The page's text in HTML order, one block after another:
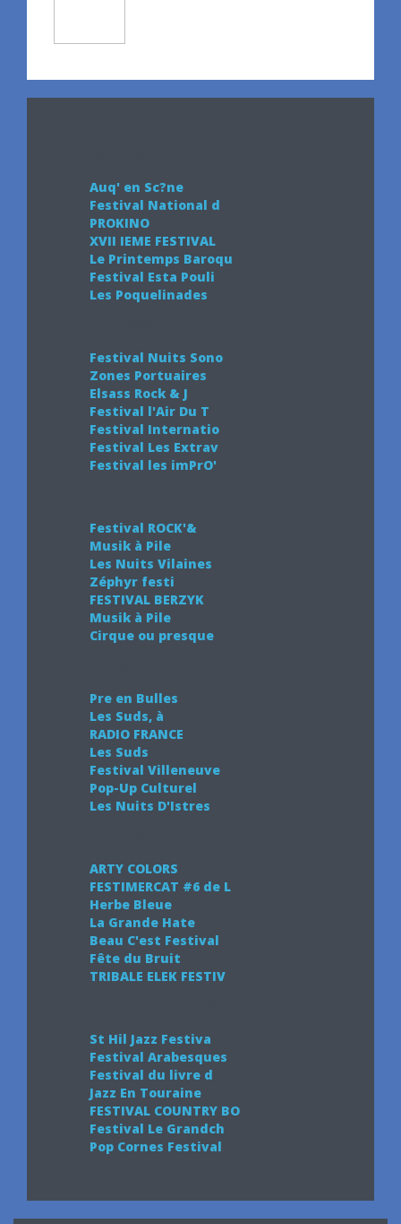
Auq' en Sc?ne
Festival National d
PROKINO
XVII IEME FESTIVAL
Le Printemps Baroqu
Festival Esta Pouli
Les Poquelinades
Festival Nuits Sono
Zones Portuaires
Elsass Rock & J
Festival l'Air Du T
Festival Internatio
Festival Les Extrav
Festival les imPrO'
Festival ROCK'&
Musik à Pile
Les Nuits Vilaines
Zéphyr festi
FESTIVAL BERZYK
Musik à Pile
Cirque ou presque
Pre en Bulles
Les Suds, à
RADIO FRANCE
Les Suds
Festival Villeneuve
Pop-Up Culturel
Les Nuits D'Istres
ARTY COLORS
FESTIMERCAT #6 de L
Herbe Bleue
La Grande Hate
Beau C'est Festival
Fête du Bruit
TRIBALE ELEK FESTIV
St Hil Jazz Festiva
Festival Arabesques
Festival du livre d
Jazz En Touraine
FESTIVAL COUNTRY BO
Festival Le Grandch
Pop Cornes Festival